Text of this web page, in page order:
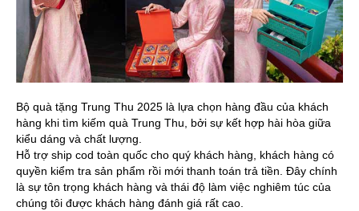
Bộ quà tặng Trung Thu 2025 là lựa chọn hàng đầu của khách
hàng khi tìm kiếm quà Trung Thu, bởi sự kết hợp hài hòa giữa
kiểu dáng và chất lượng.
Hỗ trợ ship cod toàn quốc cho quý khách hàng, khách hàng có
quyền kiểm tra sản phẩm rồi mới thanh toán trả tiền. Đây chính
là sự tôn trọng khách hàng và thái độ làm việc nghiêm túc của
chúng tôi được khách hàng đánh giá rất cao.